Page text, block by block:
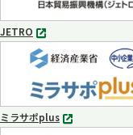
JETRO
別
タ
ブ
で
開
く
ミラサポplus
別